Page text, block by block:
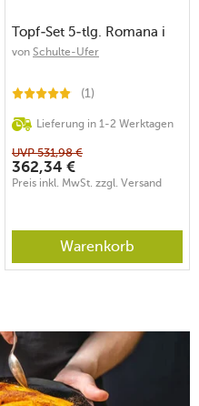
Topf-Set 5-tlg. Romana i
von Schulte-Ufer
(1)
Lieferung in 1-2 Werktagen
UVP531,98 €
362,34 €
Preis inkl. MwSt. zzgl. Versand
Warenkorb